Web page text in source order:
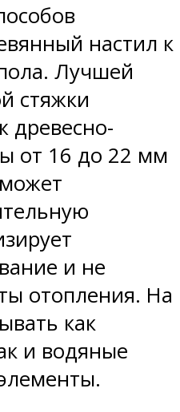
настил к
Лучшей
стяжки
древесно-
от 16 до 22 мм
и не
отопления. На
как
и водяные